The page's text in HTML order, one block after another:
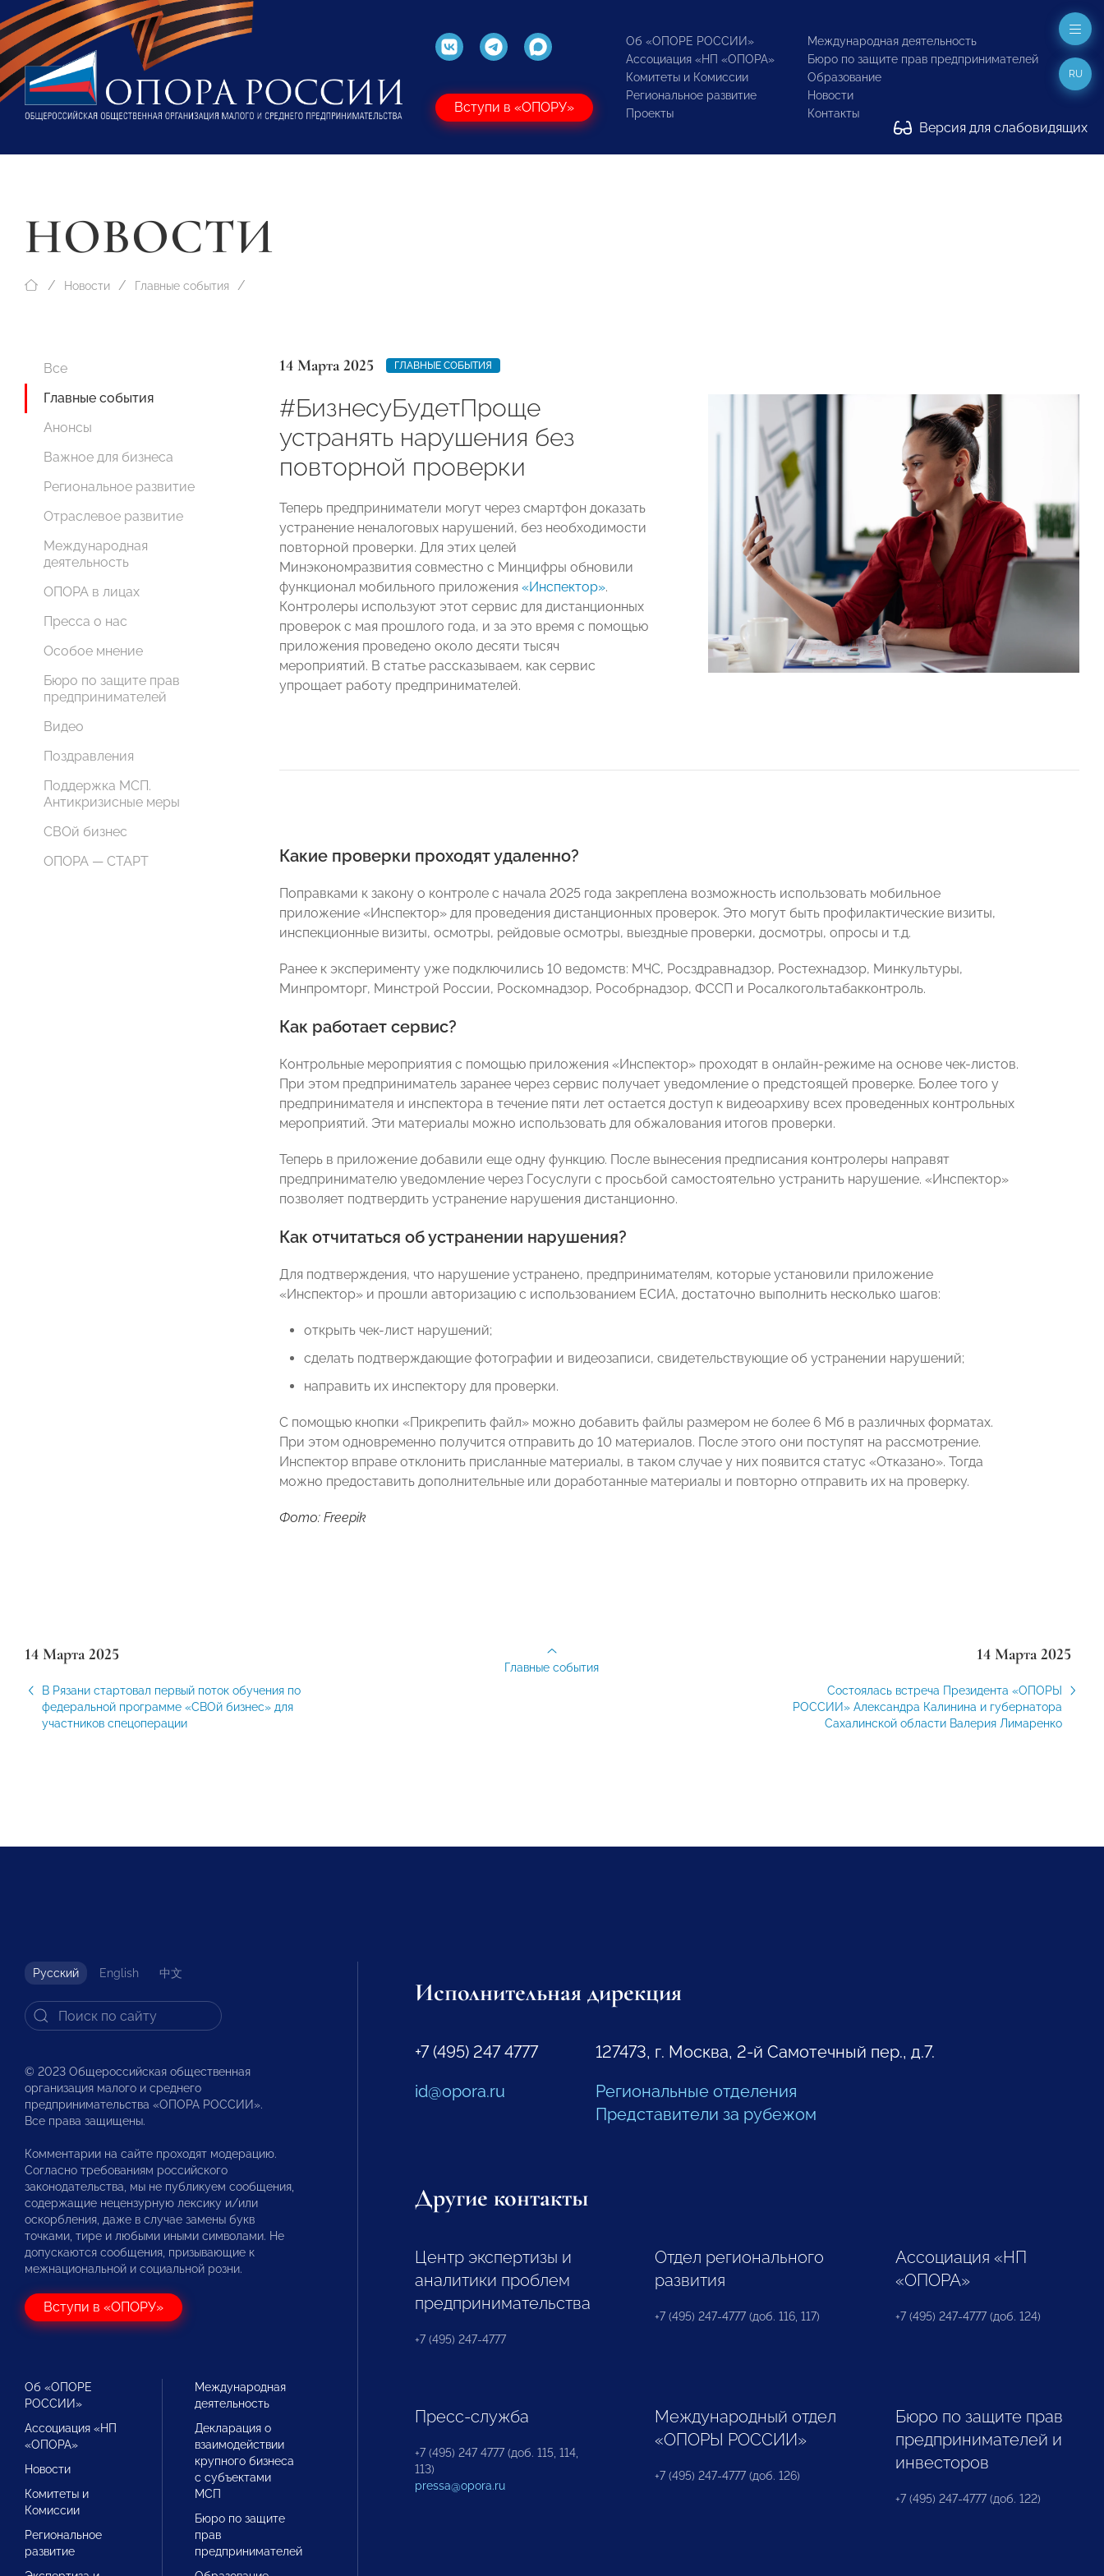
Вступи в «ОПОРУ»
Об «ОПОРЕ РОССИИ»
Ассоциация «НП «ОПОРА»
Комитеты и Комиссии
Региональное развитие
Проекты
Международная деятельность
Бюро по защите прав предпринимателей
Образование
Новости
Контакты
Версия для слабовидящих
RU
НОВОСТИ
Новости Главные события
Все
Главные события
Анонсы
Важное для бизнеса
Региональное развитие
Отраслевое развитие
Международная
деятельность
ОПОРА в лицах
Пресса о нас
Особое мнение
Бюро по защите прав
предпринимателей
Видео
Поздравления
Поддержка МСП.
Антикризисные меры
СВОй бизнес
ОПОРА — СТАРТ
14 Марта 2025 ГЛАВНЫЕ СОБЫТИЯ
#БизнесуБудетПроще
устранять нарушения без
повторной проверки
Теперь предприниматели могут через смартфон доказать
устранение неналоговых нарушений, без необходимости
повторной проверки. Для этих целей
Минэкономразвития совместно с Минцифры обновили
функционал мобильного приложения «Инспектор».
Контролеры используют этот сервис для дистанционных
проверок с мая прошлого года, и за это время с помощью
приложения проведено около десяти тысяч
мероприятий. В статье рассказываем, как сервис
упрощает работу предпринимателей.
Какие проверки проходят удаленно?
Поправками к закону о контроле с начала 2025 года закреплена возможность использовать мобильное
приложение «Инспектор» для проведения дистанционных проверок. Это могут быть профилактические визиты,
инспекционные визиты, осмотры, рейдовые осмотры, выездные проверки, досмотры, опросы и т.д.
Ранее к эксперименту уже подключились 10 ведомств: МЧС, Росздравнадзор, Ростехнадзор, Минкультуры,
Минпромторг, Минстрой России, Роскомнадзор, Рособрнадзор, ФССП и Росалкогольтабакконтроль.
Как работает сервис?
Контрольные мероприятия с помощью приложения «Инспектор» проходят в онлайн-режиме на основе чек-листов.
При этом предприниматель заранее через сервис получает уведомление о предстоящей проверке. Более того у
предпринимателя и инспектора в течение пяти лет остается доступ к видеоархиву всех проведенных контрольных
мероприятий. Эти материалы можно использовать для обжалования итогов проверки.
Теперь в приложение добавили еще одну функцию. После вынесения предписания контролеры направят
предпринимателю уведомление через Госуслуги с просьбой самостоятельно устранить нарушение. «Инспектор»
позволяет подтвердить устранение нарушения дистанционно.
Как отчитаться об устранении нарушения?
Для подтверждения, что нарушение устранено, предпринимателям, которые установили приложение
«Инспектор» и прошли авторизацию с использованием ЕСИА, достаточно выполнить несколько шагов:
открыть чек-лист нарушений;
сделать подтверждающие фотографии и видеозаписи, свидетельствующие об устранении нарушений;
направить их инспектору для проверки.
С помощью кнопки «Прикрепить файл» можно добавить файлы размером не более 6 Мб в различных форматах.
При этом одновременно получится отправить до 10 материалов. После этого они поступят на рассмотрение.
Инспектор вправе отклонить присланные материалы, в таком случае у них появится статус «Отказано». Тогда
можно предоставить дополнительные или доработанные материалы и повторно отправить их на проверку.
Фото: Freepik
14 Марта 2025
В Рязани стартовал первый поток обучения по
федеральной программе «СВОй бизнес» для
участников спецоперации
14 Марта 2025
Состоялась встреча Президента «ОПОРЫ
РОССИИ» Александра Калинина и губернатора
Сахалинской области Валерия Лимаренко
Главные события
Русский English 中文
© 2023 Общероссийская общественная
организация малого и среднего
предпринимательства «ОПОРА РОССИИ».
Все права защищены.
Комментарии на сайте проходят модерацию.
Согласно требованиям российского
законодательства, мы не публикуем сообщения,
содержащие нецензурную лексику и/или
оскорбления, даже в случае замены букв
точками, тире и любыми иными символами. Не
допускаются сообщения, призывающие к
межнациональной и социальной розни.
Вступи в «ОПОРУ»
Об «ОПОРЕ
РОССИИ»
Ассоциация «НП
«ОПОРА»
Новости
Комитеты и
Комиссии
Региональное
развитие
Международная
деятельность
Декларация о
взаимодействии
крупного бизнеса
с субъектами
МСП
Бюро по защите
прав
предпринимателей
Исполнительная дирекция
+7 (495) 247 4777
id@opora.ru
127473, г. Москва, 2-й Самотечный пер., д.7.
Региональные отделения
Представители за рубежом
Другие контакты
Центр экспертизы и
аналитики проблем
предпринимательства
+7 (495) 247-4777
Отдел регионального
развития
+7 (495) 247-4777 (доб. 116, 117)
Ассоциация «НП
«ОПОРА»
+7 (495) 247-4777 (доб. 124)
Пресс-служба
+7 (495) 247 4777 (доб. 115, 114,
113)
pressa@opora.ru
Международный отдел
«ОПОРЫ РОССИИ»
+7 (495) 247-4777 (доб. 126)
Бюро по защите прав
предпринимателей и
инвесторов
+7 (495) 247-4777 (доб. 122)